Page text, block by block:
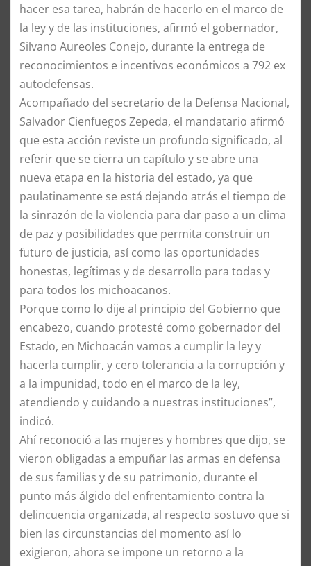
hacer esa tarea, habrán de hacerlo en el marco de
la ley y de las instituciones, afirmó el gobernador,
Silvano Aureoles Conejo, durante la entrega de
reconocimientos e incentivos económicos a 792 ex
autodefensas.
Acompañado del secretario de la Defensa Nacional,
Salvador Cienfuegos Zepeda, el mandatario afirmó
que esta acción reviste un profundo significado, al
referir que se cierra un capítulo y se abre una
nueva etapa en la historia del estado, ya que
paulatinamente se está dejando atrás el tiempo de
la sinrazón de la violencia para dar paso a un clima
de paz y posibilidades que permita construir un
futuro de justicia, así como las oportunidades
honestas, legítimas y de desarrollo para todas y
para todos los michoacanos.
Porque como lo dije al principio del Gobierno que
encabezo, cuando protesté como gobernador del
Estado, en Michoacán vamos a cumplir la ley y
hacerla cumplir, y cero tolerancia a la corrupción y
a la impunidad, todo en el marco de la ley,
atendiendo y cuidando a nuestras instituciones”,
indicó.
Ahí reconoció a las mujeres y hombres que dijo, se
vieron obligadas a empuñar las armas en defensa
de sus familias y de su patrimonio, durante el
punto más álgido del enfrentamiento contra la
delincuencia organizada, al respecto sostuvo que si
bien las circunstancias del momento así lo
exigieron, ahora se impone un retorno a la